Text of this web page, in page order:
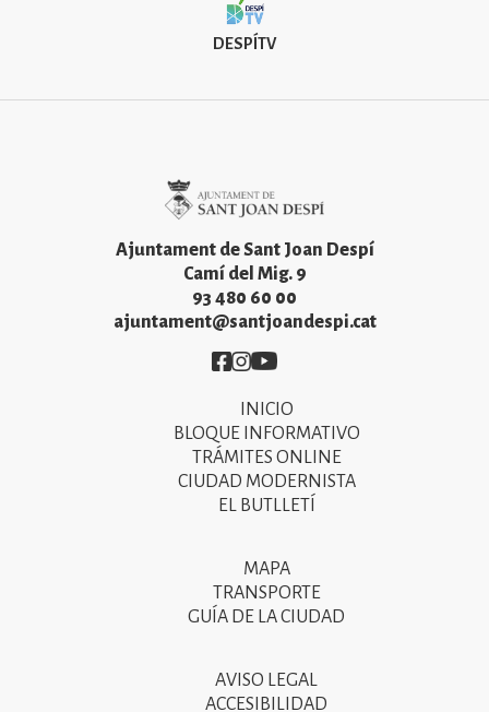
DESPÍTV
Ajuntament de Sant Joan Despí
Camí del Mig. 9
93 480 60 00
ajuntament@santjoandespi.cat
Imatge
Imatge
Imatge
INICIO
BLOQUE INFORMATIVO
TRÁMITES ONLINE
CIUDAD MODERNISTA
EL BUTLLETÍ
MAPA
TRANSPORTE
GUÍA DE LA CIUDAD
AVISO LEGAL
ACCESIBILIDAD